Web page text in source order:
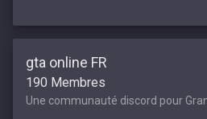
gta online FR
190 Membres
Une communauté discord pour